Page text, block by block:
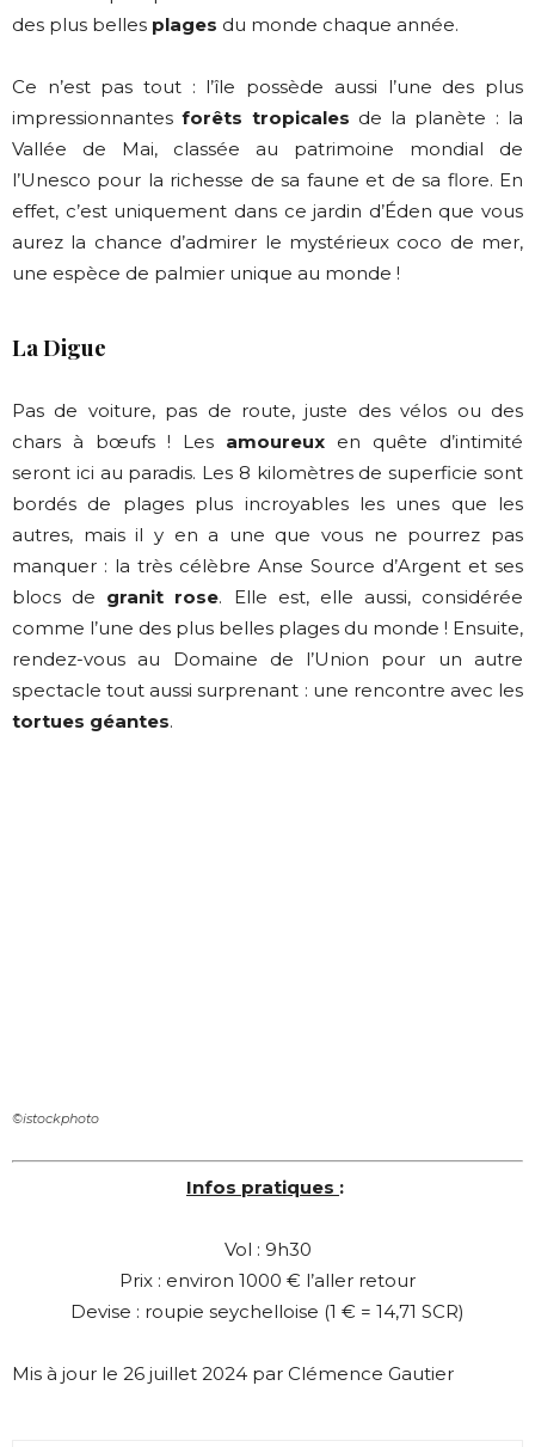
des plus belles plages du monde chaque année.
Ce n’est pas tout : l’île possède aussi l’une des plus
impressionnantes forêts tropicales de la planète : la
Vallée de Mai, classée au patrimoine mondial de
l’Unesco pour la richesse de sa faune et de sa flore. En
effet, c’est uniquement dans ce jardin d’Éden que vous
aurez la chance d’admirer le mystérieux coco de mer,
une espèce de palmier unique au monde !
La Digue
Pas de voiture, pas de route, juste des vélos ou des
chars à bœufs ! Les amoureux en quête d’intimité
seront ici au paradis. Les 8 kilomètres de superficie sont
bordés de plages plus incroyables les unes que les
autres, mais il y en a une que vous ne pourrez pas
manquer : la très célèbre Anse Source d’Argent et ses
blocs de granit rose. Elle est, elle aussi, considérée
comme l’une des plus belles plages du monde ! Ensuite,
rendez-vous au Domaine de l’Union pour un autre
spectacle tout aussi surprenant : une rencontre avec les
tortues géantes.
©istockphoto
Infos pratiques :
Vol : 9h30
Prix : environ 1000 € l’aller retour
Devise : roupie seychelloise (1 € = 14,71 SCR)
Mis à jour le 26 juillet 2024 par Clémence Gautier